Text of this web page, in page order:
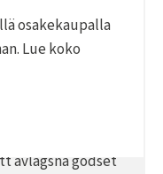
avlägsna godset
osakekaupalla
Lue koko